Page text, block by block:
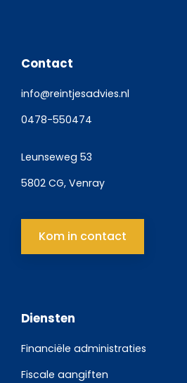
Contact
info@reintjesadvies.nl
0478-550474
Leunseweg 53
5802 CG, Venray
Kom in contact
Diensten
Financiële administraties
Fiscale aangiften